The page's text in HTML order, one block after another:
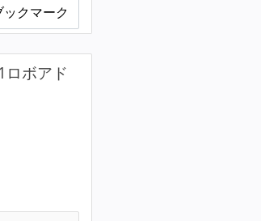
ックマーク
ロボアド